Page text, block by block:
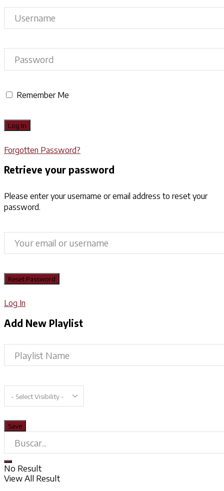
Remember Me
Forgotten Password?
Retrieve your password
Please enter your username or email address to reset your
password.
Log In
Add New Playlist
No Result
View All Result